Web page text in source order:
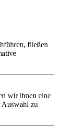
fließen
wir ihnen eine
Auswahl zu